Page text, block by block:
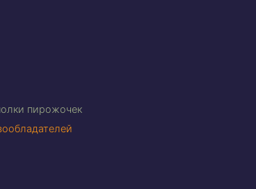
пирожочек